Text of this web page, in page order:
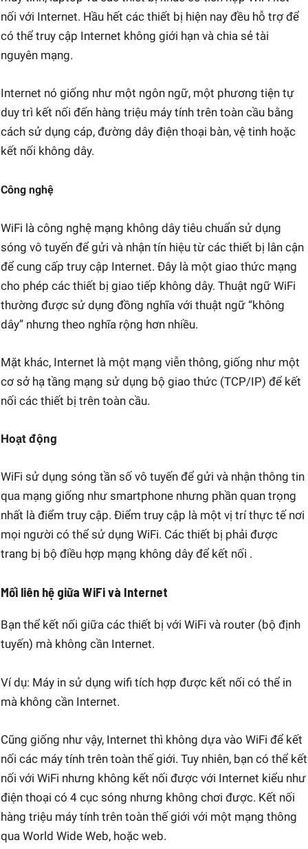
nối với Internet. Hầu hết các thiết bị hiện nay đều hỗ trợ để
có thể truy cập Internet không giới hạn và chia sẻ tài
nguyên mạng.
Internet nó giống như một ngôn ngữ, một phương tiện tự
duy trì kết nối đến hàng triệu máy tính trên toàn cầu bằng
cách sử dụng cáp, đường dây điện thoại bàn, vệ tinh hoặc
kết nối không dây.
Công nghệ
WiFi là công nghệ mạng không dây tiêu chuẩn sử dụng
sóng vô tuyến để gửi và nhận tín hiệu từ các thiết bị lân cận
để cung cấp truy cập Internet. Đây là một giao thức mạng
cho phép các thiết bị giao tiếp không dây. Thuật ngữ WiFi
thường được sử dụng đồng nghĩa với thuật ngữ “không
dây” nhưng theo nghĩa rộng hơn nhiều.
Mặt khác, Internet là một mạng viễn thông, giống như một
cơ sở hạ tầng mạng sử dụng bộ giao thức (TCP/IP) để kết
nối các thiết bị trên toàn cầu.
Hoạt động
WiFi sử dụng sóng tần số vô tuyến để gửi và nhận thông tin
qua mạng giống như smartphone nhưng phần quan trọng
nhất là điểm truy cập. Điểm truy cập là một vị trí thực tế nơi
mọi người có thể sử dụng WiFi. Các thiết bị phải được
trang bị bộ điều hợp mạng không dây để kết nối .
Mối liên hệ giữa WiFi và Internet
Bạn thể kết nối giữa các thiết bị với WiFi và router (bộ định
tuyến) mà không cần Internet.
Ví dụ: Máy in sử dụng wifi tích hợp được kết nối có thể in
mà không cần Internet.
Cũng giống như vậy, Internet thì không dựa vào WiFi để kết
nối các máy tính trên toàn thế giới. Tuy nhiên, bạn có thể kết
nối với WiFi nhưng không kết nối được với Internet kiểu như
điện thoại có 4 cục sóng nhưng không chơi được. Kết nối
hàng triệu máy tính trên toàn thế giới với một mạng thông
qua World Wide Web, hoặc web.